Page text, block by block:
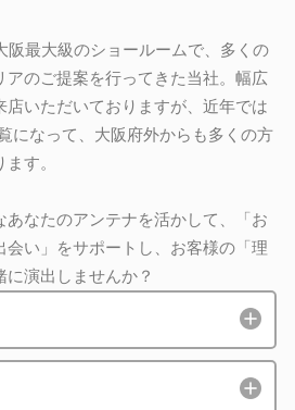
阪最大級のショールームで、多くの
アのご提案を行ってきた当社。幅広
店いただいておりますが、近年では
になって、大阪府外からも多くの方
す。
あなたのアンテナを活かして、「お
会い」をサポートし、お客様の「理
演出しませんか？